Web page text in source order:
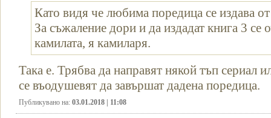
Като видя че любима поредица се издава
За съжаление дори и да издадат книга 3 се
камилата, я камиларя.
Така е. Трябва да направят някой тъп сериал
се въодушевят да завършат дадена поредица.
Публикувано на: 03.01.2018 | 11:08